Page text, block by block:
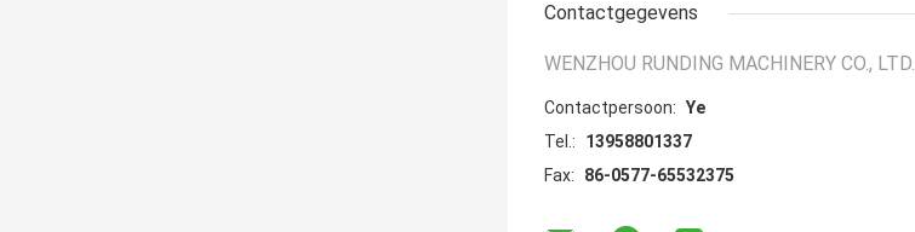
Contactgegevens
WENZHOU RUNDING MACHINERY CO., LTD.
Contactpersoon: Ye
Tel.:
13958801337
Fax:
86-0577-65532375